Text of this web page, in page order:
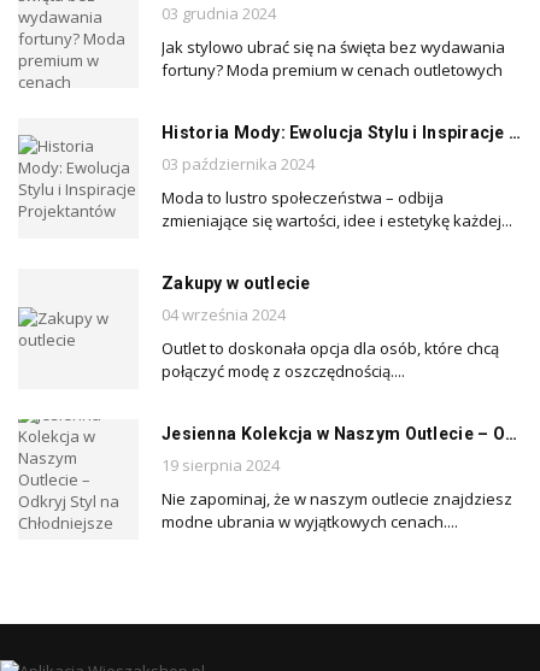
03 grudnia 2024
Jak stylowo ubrać się na święta bez wydawania
fortuny? Moda premium w cenach outletowych
Historia Mody: Ewolucja Stylu i Inspiracje Projektantów
03 października 2024
Moda to lustro społeczeństwa – odbija
zmieniające się wartości, idee i estetykę każdej...
Zakupy w outlecie
04 września 2024
Outlet to doskonała opcja dla osób, które chcą
połączyć modę z oszczędnością....
Jesienna Kolekcja w Naszym Outlecie – Odkryj Styl na Chłodniejsze Dni!
19 sierpnia 2024
Nie zapominaj, że w naszym outlecie znajdziesz
modne ubrania w wyjątkowych cenach....